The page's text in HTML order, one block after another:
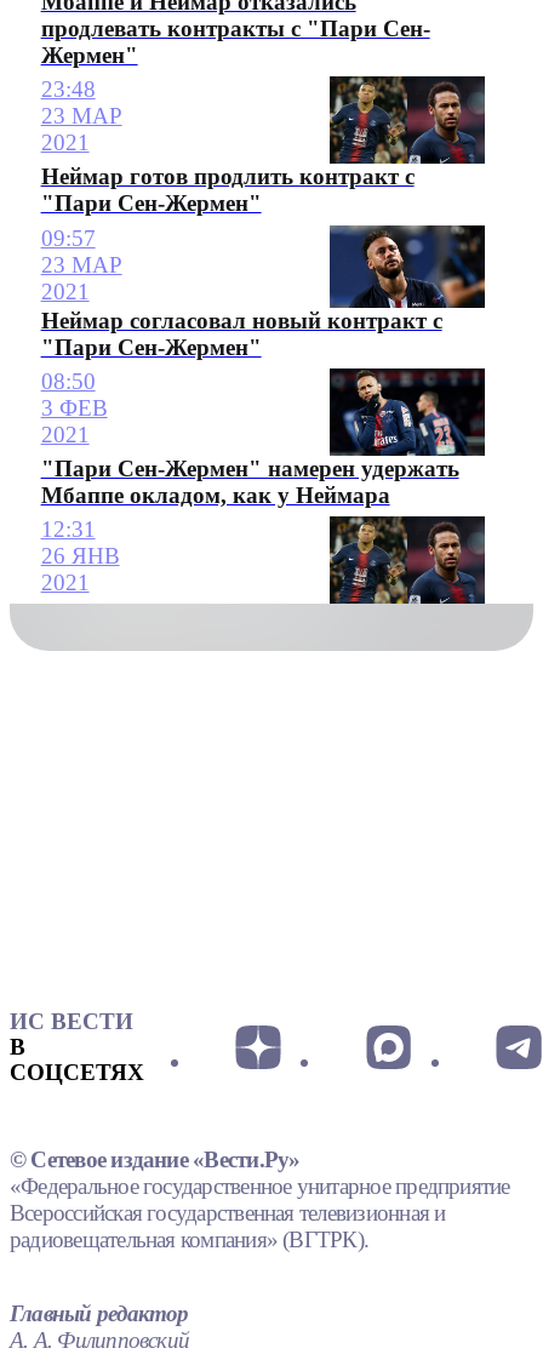
продлевать контракты с "Пари Сен-
Жермен"
23:48
23 МАР
2021
Неймар готов продлить контракт с
"Пари Сен-Жермен"
09:57
23 МАР
2021
Неймар согласовал новый контракт с
"Пари Сен-Жермен"
08:50
3 ФЕВ
2021
"Пари Сен-Жермен" намерен удержать
Мбаппе окладом, как у Неймара
12:31
26 ЯНВ
2021
ИС ВЕСТИ
В
СОЦСЕТЯХ
© Сетевое издание «Вести.Ру»
«Федеральное государственное унитарное предприятие
Всероссийская государственная телевизионная и
радиовещательная компания» (ВГТРК).
Главный редактор
А. А. Филипповский